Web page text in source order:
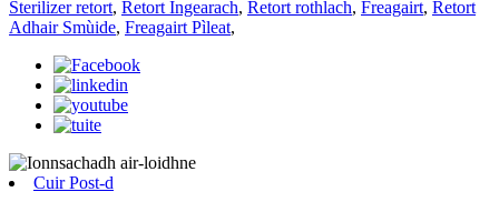
Sterilizer retort, Retort Ingearach, Retort rothlach, Freagairt, Retort
Adhair Smùide, Freagairt Pìleat,
Cuir Post-d